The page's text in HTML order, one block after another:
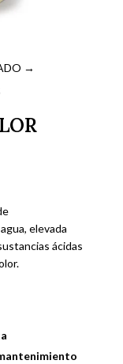
→
elevada
ácidas